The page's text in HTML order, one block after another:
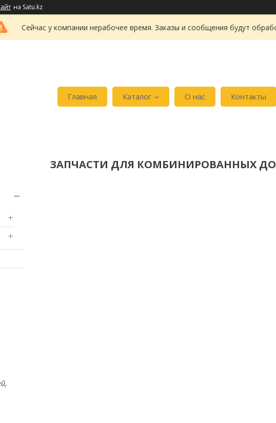
на Satu.kz
Сейчас у компании нерабочее время. Заказы и сообщения будут
Главная Каталог О нас Контакты
ЗАПЧАСТИ ДЛЯ КОМБИНИРОВАННЫХ